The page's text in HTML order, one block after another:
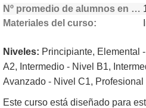
Nº promedio de alumnos en clase
Materiales del curso
Niveles: Principiante, Elemental
A2, Intermedio - Nivel B1,
Avanzado - Nivel C1, Profesional
Este curso está diseñado para